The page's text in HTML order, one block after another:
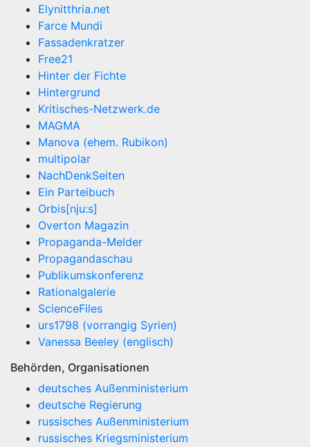
Elynitthria.net
Farce Mundi
Fassadenkratzer
Free21
Hinter der Fichte
Hintergrund
Kritisches-Netzwerk.de
MAGMA
Manova (ehem. Rubikon)
multipolar
NachDenkSeiten
Ein Parteibuch
Orbis[nju:s]
Overton Magazin
Propaganda-Melder
Propagandaschau
Publikumskonferenz
Rationalgalerie
ScienceFiles
urs1798 (vorrangig Syrien)
Vanessa Beeley (englisch)
Behörden, Organisationen
deutsches Außenministerium
deutsche Regierung
russisches Außenministerium
russisches Kriegsministerium